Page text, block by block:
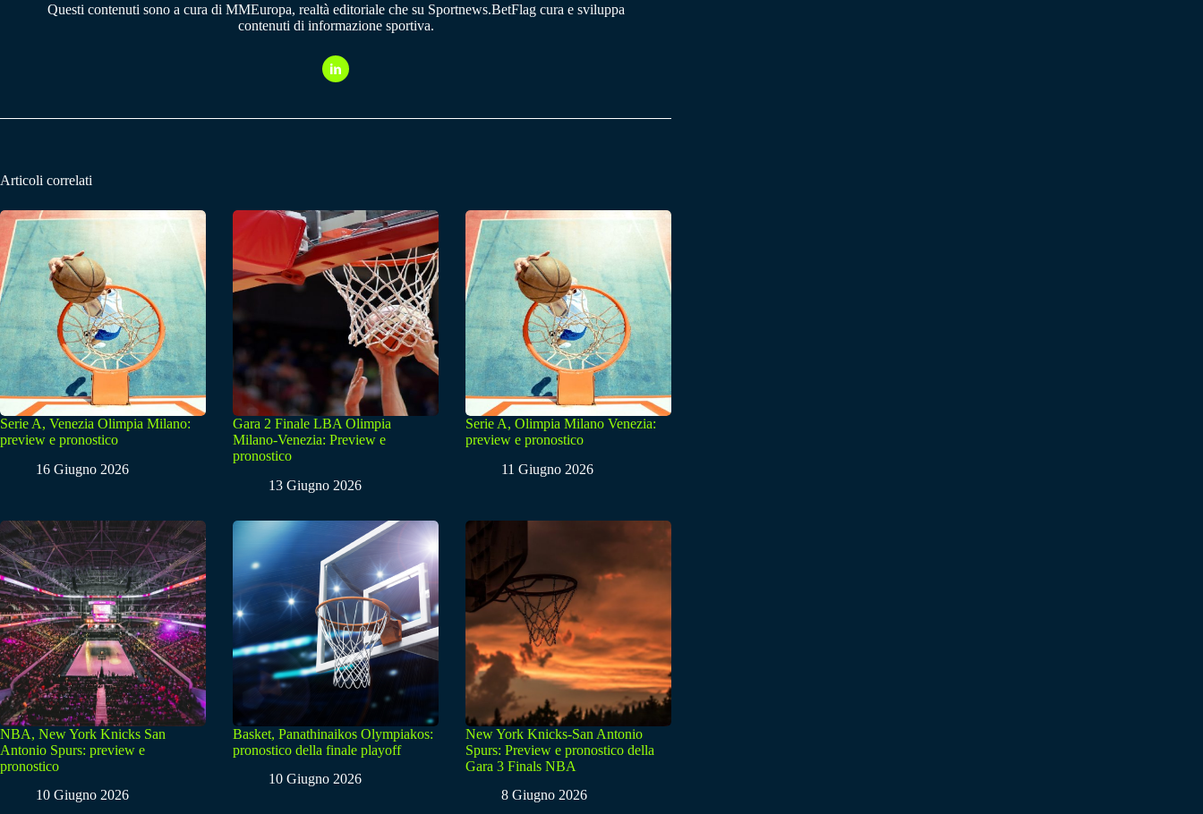
Questi contenuti sono a cura di MMEuropa, realtà editoriale che su Sportnews.BetFlag cura e sviluppa
contenuti di informazione sportiva.
Articoli correlati
Serie A, Venezia Olimpia Milano:
preview e pronostico
16 Giugno 2026
Gara 2 Finale LBA Olimpia
Milano-Venezia: Preview e
pronostico
13 Giugno 2026
Serie A, Olimpia Milano Venezia:
preview e pronostico
11 Giugno 2026
NBA, New York Knicks San
Antonio Spurs: preview e
pronostico
10 Giugno 2026
Basket, Panathinaikos Olympiakos:
pronostico della finale playoff
10 Giugno 2026
New York Knicks-San Antonio
Spurs: Preview e pronostico della
Gara 3 Finals NBA
8 Giugno 2026